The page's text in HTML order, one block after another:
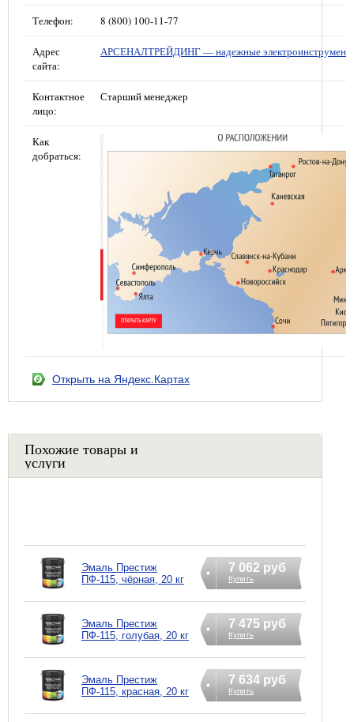
Телефон: 8 (800) 100-11-77
Адрес
сайта:
АРСЕНАЛТРЕЙДИНГ — надежные
Контактное
лицо:
Старший менеджер
Как
добраться:
Открыть на Яндекс.Картах
Похожие товары и
услуги
Эмаль Престиж
ПФ-115, чёрная, 20 кг
7 062 руб
Купить
Эмаль Престиж
ПФ-115, голубая, 20 кг
7 475 руб
Купить
Эмаль Престиж
ПФ-115, красная, 20 кг
7 634 руб
Купить